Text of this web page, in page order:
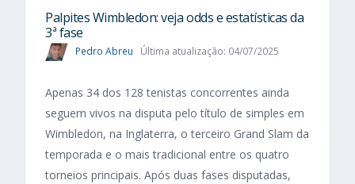
Palpites Wimbledon: veja odds e estatísticas da
3ª fase
Pedro Abreu Última atualização: 04/07/2025
Apenas 34 dos 128 tenistas concorrentes ainda
seguem vivos na disputa pelo título de simples em
Wimbledon, na Inglaterra, o terceiro Grand Slam da
temporada e o mais tradicional entre os quatro
torneios principais. Após duas fases disputadas,